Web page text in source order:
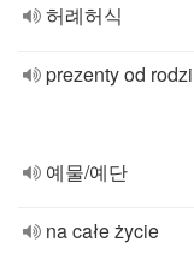
허례허식
prezenty od
예물/예단
na całe życie